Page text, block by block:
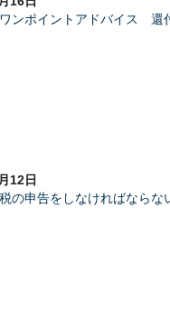
ンポイントアドバイス 還
12日
の申告をしなければならな